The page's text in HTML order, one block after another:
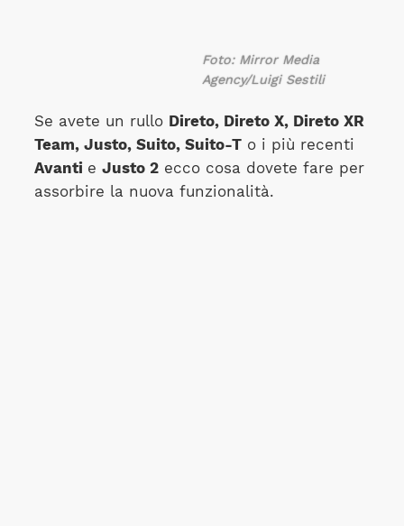
Foto: Mirror Media
Agency/Luigi Sestili
Se avete un rullo Direto, Direto X, Direto XR
Team, Justo, Suito, Suito-To i più recenti
Avanti e Justo 2ecco cosa dovete fare per
assorbire la nuova funzionalità.